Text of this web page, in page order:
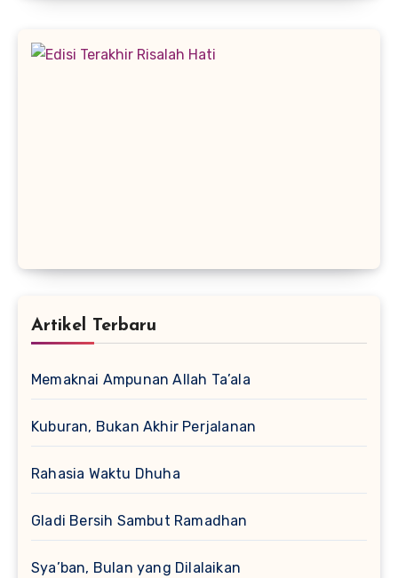
Artikel Terbaru
Memaknai Ampunan Allah Ta’ala
Kuburan, Bukan Akhir Perjalanan
Rahasia Waktu Dhuha
Gladi Bersih Sambut Ramadhan
Sya’ban, Bulan yang Dilalaikan